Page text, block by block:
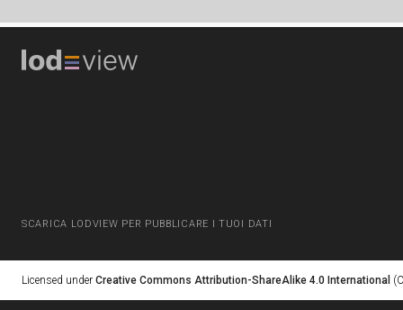
SCARICA LODVIEW PER PUBBLICARE I TUOI DATI
Licensed under Creative Commons Attribution-ShareAlike 4.0 International